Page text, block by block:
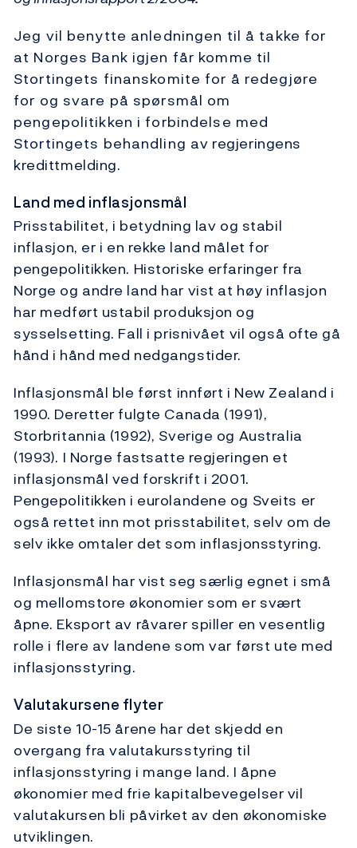
Jeg vil benytte anledningen til å takke for
at Norges Bank igjen får komme til
Stortingets finanskomite for å redegjøre
for og svare på spørsmål om
pengepolitikken i forbindelse med
Stortingets behandling av regjeringens
kredittmelding.
Land med inflasjonsmål
Prisstabilitet, i betydning lav og stabil
inflasjon, er i en rekke land målet for
pengepolitikken. Historiske erfaringer fra
Norge og andre land har vist at høy inflasjon
har medført ustabil produksjon og
sysselsetting. Fall i prisnivået vil også ofte gå
hånd i hånd med nedgangstider.
Inflasjonsmål ble først innført i New Zealand i
1990. Deretter fulgte Canada (1991),
Storbritannia (1992), Sverige og Australia
(1993). I Norge fastsatte regjeringen et
inflasjonsmål ved forskrift i 2001.
Pengepolitikken i eurolandene og Sveits er
også rettet inn mot prisstabilitet, selv om de
selv ikke omtaler det som inflasjonsstyring.
Inflasjonsmål har vist seg særlig egnet i små
og mellomstore økonomier som er svært
åpne. Eksport av råvarer spiller en vesentlig
rolle i flere av landene som var først ute med
inflasjonsstyring.
Valutakursene flyter
De siste 10-15 årene har det skjedd en
overgang fra valutakursstyring til
inflasjonsstyring i mange land. I åpne
økonomier med frie kapitalbevegelser vil
valutakursen bli påvirket av den økonomiske
utviklingen.